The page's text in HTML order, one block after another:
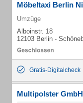
Möbeltaxi Berlin
Umzüge
Alboinstr. 18
12103 Berlin -
Gratis-Digitalcheck
Multipolster